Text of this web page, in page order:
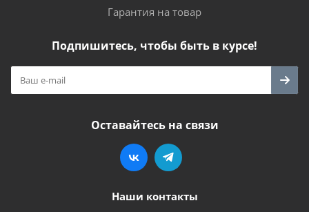
Гарантия на товар
Подпишитесь, чтобы быть в курсе!
Оставайтесь на связи
Наши контакты